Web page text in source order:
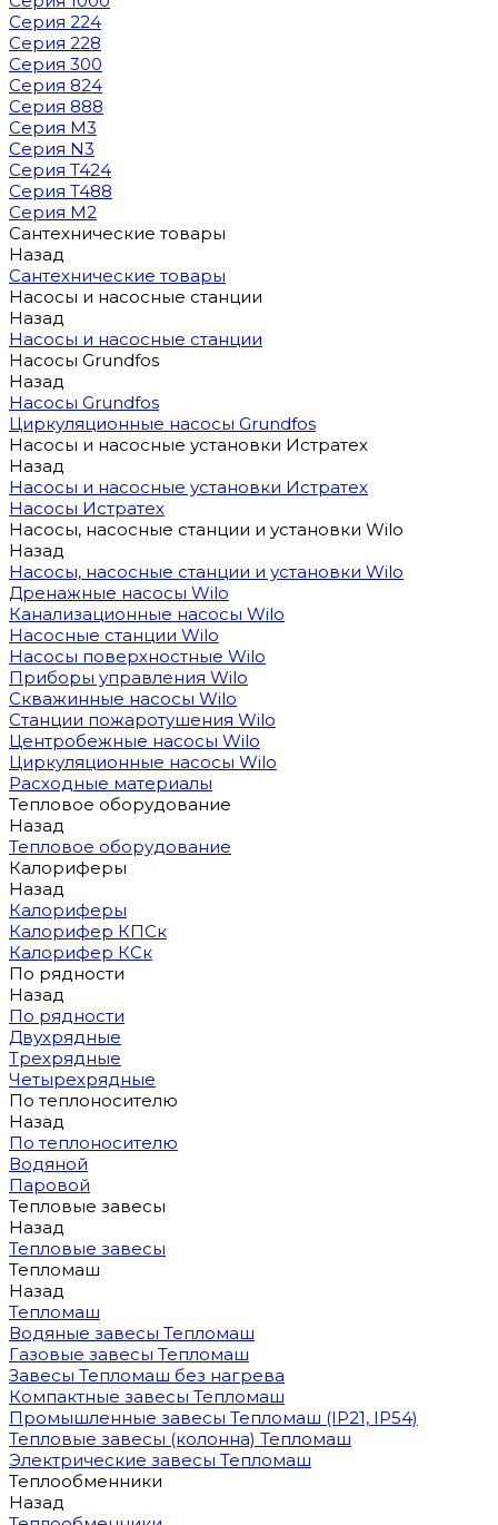
Серия 224
Серия 228
Серия 300
Серия 824
Серия 888
Серия M3
Серия N3
Серия T424
Серия T488
Серия М2
Сантехнические товары
Назад
Сантехнические товары
Насосы и насосные станции
Назад
Насосы и насосные станции
Насосы Grundfos
Назад
Насосы Grundfos
Циркуляционные насосы Grundfos
Насосы и насосные установки Истратех
Назад
Насосы и насосные установки Истратех
Насосы Истратех
Насосы, насосные станции и установки Wilo
Назад
Насосы, насосные станции и установки Wilo
Дренажные насосы Wilo
Канализационные насосы Wilo
Насосные станции Wilo
Насосы поверхностные Wilo
Приборы управления Wilo
Скважинные насосы Wilo
Станции пожаротушения Wilo
Центробежные насосы Wilo
Циркуляционные насосы Wilo
Расходные материалы
Тепловое оборудование
Назад
Тепловое оборудование
Калориферы
Назад
Калориферы
Калорифер КПСк
Калорифер КСк
По рядности
Назад
По рядности
Двухрядные
Трехрядные
Четырехрядные
По теплоносителю
Назад
По теплоносителю
Водяной
Паровой
Тепловые завесы
Назад
Тепловые завесы
Тепломаш
Назад
Тепломаш
Водяные завесы Тепломаш
Газовые завесы Тепломаш
Завесы Тепломаш без нагрева
Компактные завесы Тепломаш
Промышленные завесы Тепломаш (IP21, IP54)
Тепловые завесы (колонна) Тепломаш
Электрические завесы Тепломаш
Теплообменники
Назад